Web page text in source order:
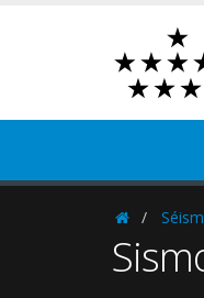
Homepage